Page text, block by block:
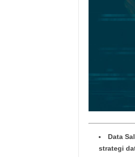
Data
strategi